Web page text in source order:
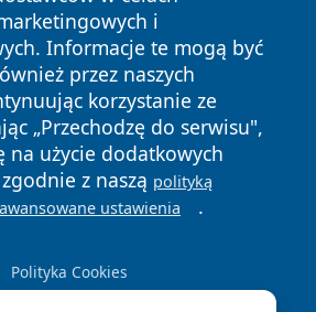
i
Informacje te mogą być
przez naszych
korzystanie ze
„Przechodzę do serwisu",
na użycie dodatkowych
z naszą polityką
ustawienia .
Polityka Cookies
Wszystkie prawa zastrzeżone.
Polityka
Cookies